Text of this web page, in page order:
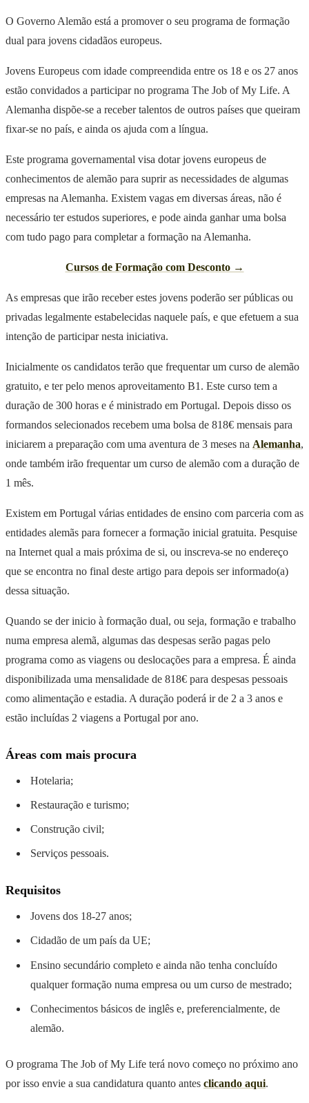
O Governo Alemão está a promover o seu programa de formação
dual para jovens cidadãos europeus.
Jovens Europeus com idade compreendida entre os 18 e os 27 anos
estão convidados a participar no programa The Job of My Life. A
Alemanha dispõe-se a receber talentos de outros países que queiram
fixar-se no país, e ainda os ajuda com a língua.
Este programa governamental visa dotar jovens europeus de
conhecimentos de alemão para suprir as necessidades de algumas
empresas na Alemanha. Existem vagas em diversas áreas, não é
necessário ter estudos superiores, e pode ainda ganhar uma bolsa
com tudo pago para completar a formação na Alemanha.
Cursos de Formação com Desconto →
As empresas que irão receber estes jovens poderão ser públicas ou
privadas legalmente estabelecidas naquele país, e que efetuem a sua
intenção de participar nesta iniciativa.
Inicialmente os candidatos terão que frequentar um curso de alemão
gratuito, e ter pelo menos aproveitamento B1. Este curso tem a
duração de 300 horas e é ministrado em Portugal. Depois disso os
formandos selecionados recebem uma bolsa de 818€ mensais para
iniciarem a preparação com uma aventura de 3 meses na Alemanha,
onde também irão frequentar um curso de alemão com a duração de
1 mês.
Existem em Portugal várias entidades de ensino com parceria com as
entidades alemãs para fornecer a formação inicial gratuita. Pesquise
na Internet qual a mais próxima de si, ou inscreva-se no endereço
que se encontra no final deste artigo para depois ser informado(a)
dessa situação.
Quando se der inicio à formação dual, ou seja, formação e trabalho
numa empresa alemã, algumas das despesas serão pagas pelo
programa como as viagens ou deslocações para a empresa. É ainda
disponibilizada uma mensalidade de 818€ para despesas pessoais
como alimentação e estadia. A duração poderá ir de 2 a 3 anos e
estão incluídas 2 viagens a Portugal por ano.
Áreas com mais procura
Hotelaria;
Restauração e turismo;
Construção civil;
Serviços pessoais.
Requisitos
Jovens dos 18-27 anos;
Cidadão de um país da UE;
Ensino secundário completo e ainda não tenha concluído
qualquer formação numa empresa ou um curso de mestrado;
Conhecimentos básicos de inglês e, preferencialmente, de
alemão.
O programa The Job of My Life terá novo começo no próximo ano
por isso envie a sua candidatura quanto antes clicando aqui.